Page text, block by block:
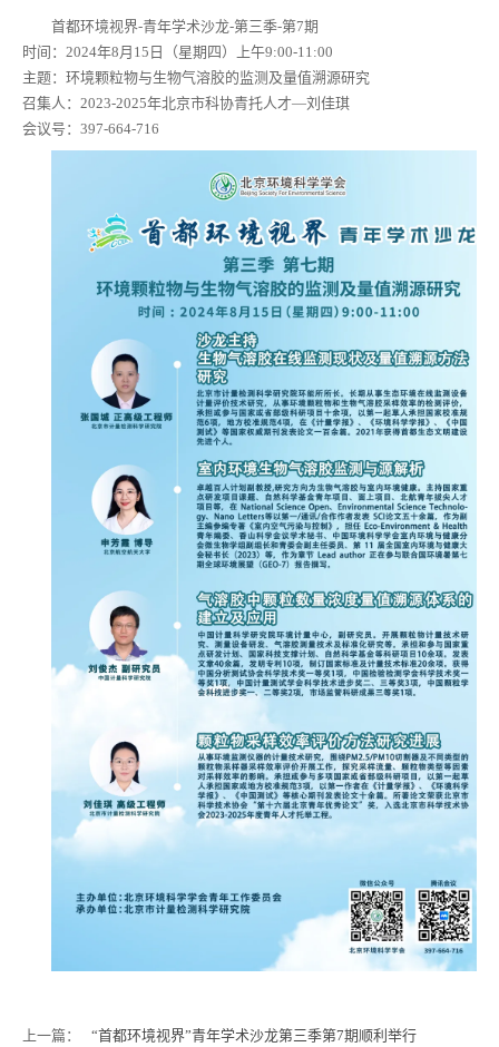
首都环境视界-青年学术沙龙-第三季-第7期
时间：2024年8月15日（星期四）上午9:00-11:00
主题：环境颗粒物与生物气溶胶的监测及量值溯源研究
召集人：2023-2025年北京市科协青托人才—刘佳琪
会议号：397-664-716
上一篇： “首都环境视界”青年学术沙龙第三季第7期顺利举行